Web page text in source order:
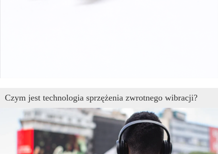
Czym jest technologia sprzężenia zwrotnego wibracji?